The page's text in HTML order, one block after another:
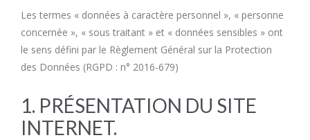
Les termes « données à caractère personnel », « personne
concernée », « sous traitant » et « données sensibles » ont
le sens défini par le Règlement Général sur la Protection
des Données (RGPD : n° 2016-679)
1. PRÉSENTATION DU SITE
INTERNET.